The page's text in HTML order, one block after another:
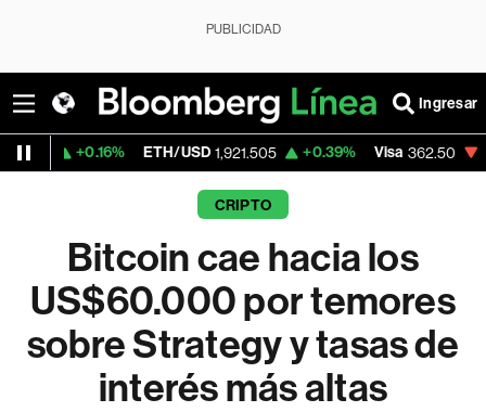
PUBLICIDAD
Ingresar
ETH/USD 1,921.505 +0.39% Visa 362.50 -2.15%
CRIPTO
Bitcoin cae hacia los
US$60.000 por temores
sobre Strategy y tasas de
interés más altas